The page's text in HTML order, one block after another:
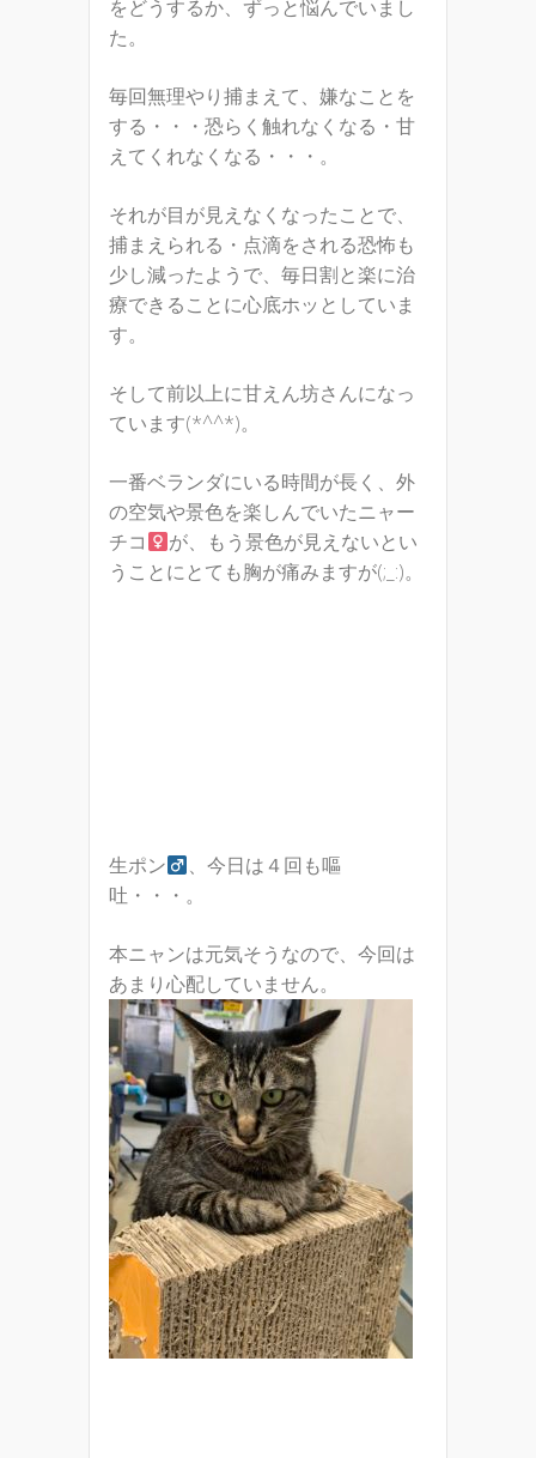
をどうするか、ずっと悩んでいまし
た。
毎回無理やり捕まえて、嫌なことを
する・・・恐らく触れなくなる・甘
えてくれなくなる・・・。
それが目が見えなくなったことで、
捕まえられる・点滴をされる恐怖も
少し減ったようで、毎日割と楽に治
療できることに心底ホッとしていま
す。
そして前以上に甘えん坊さんになっ
ています(*^^*)。
一番ベランダにいる時間が長く、外
の空気や景色を楽しんでいたニャー
チコ
が、もう景色が見えないとい
うことにとても胸が痛みますが(;_:)。
生ポン
、今日は４回も嘔
吐・・・。
本ニャンは元気そうなので、今回は
あまり心配していません。